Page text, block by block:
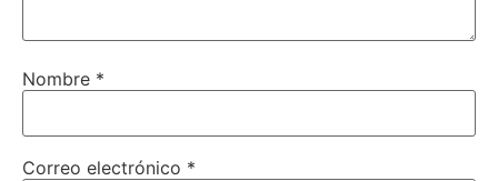
Nombre *
Correo electrónico *